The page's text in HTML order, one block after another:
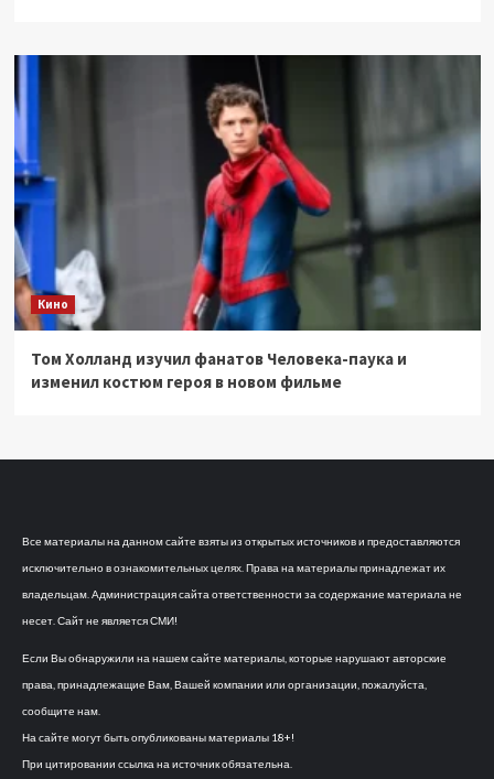
Кино
Том Холланд изучил фанатов Человека-паука и
изменил костюм героя в новом фильме
Все материалы на данном сайте взяты из открытых источников и предоставляются
исключительно в ознакомительных целях. Права на материалы принадлежат их
владельцам. Администрация сайта ответственности за содержание материала не
несет. Сайт не является СМИ!
Если Вы обнаружили на нашем сайте материалы, которые нарушают авторские
права, принадлежащие Вам, Вашей компании или организации, пожалуйста,
сообщите нам.
На сайте могут быть опубликованы материалы 18+!
При цитировании ссылка на источник обязательна.